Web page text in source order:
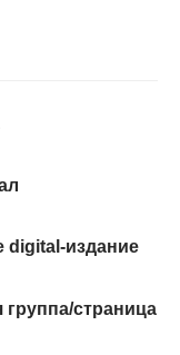
digital-издание
cтраница